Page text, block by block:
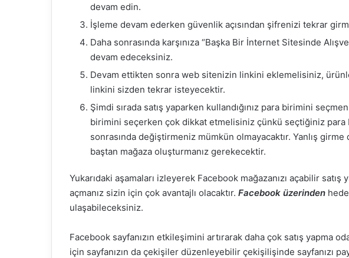
devam edin.
İşleme devam ederken güvenlik açısından şifrenizi tekrar
Daha sonrasında karşınıza “Başka Bir İnternet Sitesinde
devam edeceksiniz.
Devam ettikten sonra web sitenizin linkini eklemelisiniz,
linkini sizden tekrar isteyecektir.
Şimdi sırada satış yaparken kullandığınız para birimini
birimini seçerken çok dikkat etmelisiniz çünkü seçtiğiniz para
sonrasında değiştirmeniz mümkün olmayacaktır. Yanlış girme
baştan mağaza oluşturmanız gerekecektir.
Yukarıdaki aşamaları izleyerek Facebook mağazanızı açabilir
açmanız sizin için çok avantajlı olacaktır. Facebook üzerinden
ulaşabileceksiniz.
Facebook sayfanızın etkileşimini artırarak daha çok satış yapma
için sayfanızın da çekişiler düzenleyebilir çekişilişinde sayfanızı